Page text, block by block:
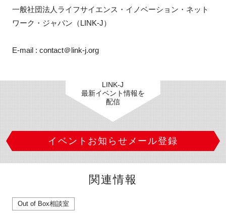
一般社団法人ライフサイエンス・イノベーション・ネット
ワーク・ジャパン（LINK-J）
E-mail : contact＠link-j.org
LINK-J
最新イベント情報を
配信
イベントお知らせメール登録
関連情報
Out of Box相談室